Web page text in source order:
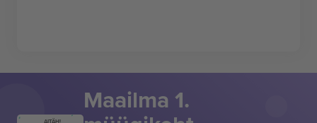
AITÄH!
Maailma 1.